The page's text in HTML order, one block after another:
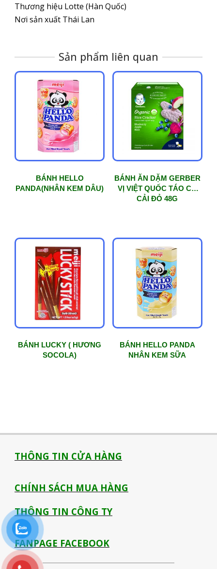
Thương hiệu Lotte (Hàn Quốc)
Nơi sản xuất Thái Lan
Sản phẩm liên quan
BÁNH HELLO
PANDA(NHÂN KEM DÂU)
BÁNH ĂN DẶM GERBER
VỊ VIỆT QUỐC TÁO CỦ
CẢI ĐỎ 48G
BÁNH LUCKY ( HƯƠNG
SOCOLA)
BÁNH HELLO PANDA
NHÂN KEM SỮA
THÔNG TIN CỬA HÀNG
CHÍNH SÁCH MUA HÀNG
THÔNG TIN CÔNG TY
FANPAGE FACEBOOK